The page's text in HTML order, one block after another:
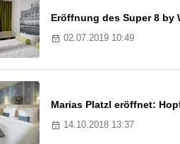
Eröffnung des Super 8 by
02.07.2019 10:49
Marias Platzl eröffnet:
14.10.2018 13:37